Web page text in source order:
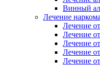
Винный
Лечение
Лечение
Лечение
Лечение
Лечение
Лечение